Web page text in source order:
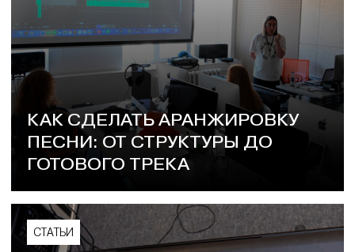
КАК СДЕЛАТЬ АРАНЖИРОВКУ
ПЕСНИ: ОТ СТРУКТУРЫ ДО
ГОТОВОГО ТРЕКА
СТАТЬИ